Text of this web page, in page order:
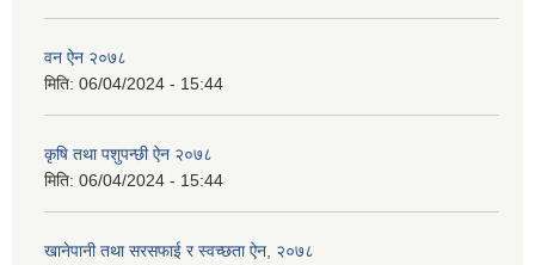
वन ऐन २०७८
मिति: 06/04/2024 - 15:44
कृषि तथा पशुपन्छी ऐन २०७८
मिति: 06/04/2024 - 15:44
खानेपानी तथा सरसफाई र स्वच्छता ऐन, २०७८